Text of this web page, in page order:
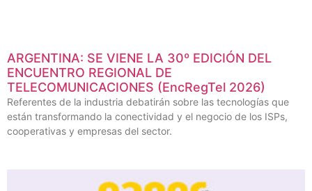
ARGENTINA: SE VIENE LA 30º EDICIÓN DEL
ENCUENTRO REGIONAL DE
TELECOMUNICACIONES (EncRegTel 2026)
Referentes de la industria debatirán sobre las tecnologías que
están transformando la conectividad y el negocio de los ISPs,
cooperativas y empresas del sector.